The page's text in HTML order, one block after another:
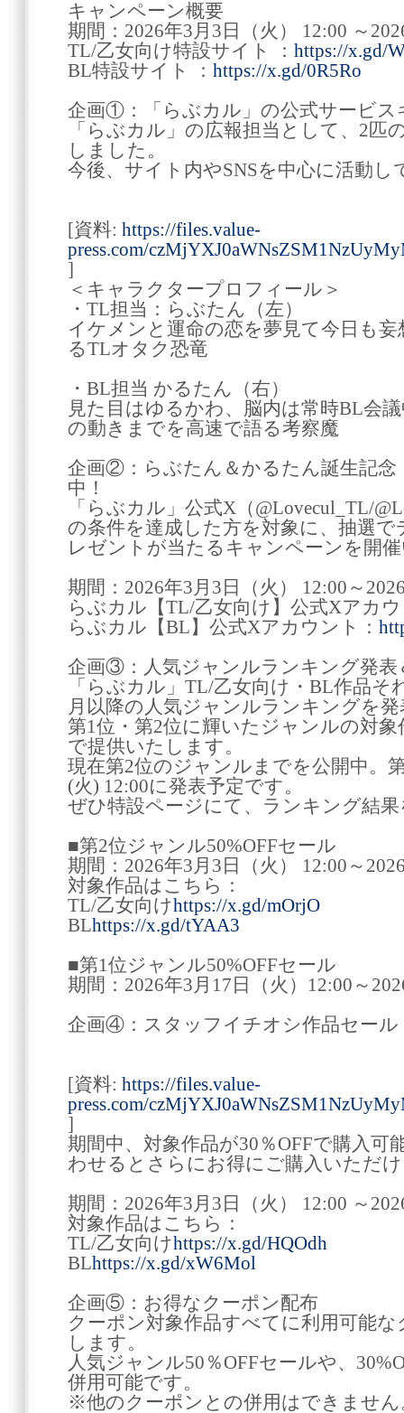
キャンペーン概要
期間：2026年3月3日（火） 12:00 ～
TL/乙女向け特設サイト ： https://x.gd/
BL特設サイト ： https://x.gd/0R5Ro
企画①：「らぶカル」の公式サービス
「らぶカル」の広報担当として、2匹
しました。
今後、サイト内やSNSを中心に活動し
[資料: https://files.value-
press.com/
]
＜キャラクタープロフィール＞
・TL担当：らぶたん（左）
イケメンと運命の恋を夢見て今日も
るTLオタク恐竜
・BL担当 かるたん（右）
見た目はゆるかわ、脳内は常時BL会
の動きまでを高速で語る考察魔
企画②：らぶたん＆かるたん誕生記念
中！
「らぶカル」公式X（@Lovecul_TL/
の条件を達成した方を対象に、抽選
レゼントが当たるキャンペーンを開
期間：2026年3月3日（火） 12:00～
らぶカル【TL/乙女向け】公式Xアカ
らぶカル【BL】公式Xアカウント：
企画③：人気ジャンルランキング発表
「らぶカル」TL/乙女向け・BL作品そ
月以降の人気ジャンルランキングを発
第1位・第2位に輝いたジャンルの対象
で提供いたします。
現在第2位のジャンルまでを公開中。
(火) 12:00に発表予定です。
ぜひ特設ページにて、ランキング結
■第2位ジャンル50%OFFセール
期間：2026年3月3日（火） 12:00～
対象作品はこちら：
TL/乙女向けhttps://x.gd/mOrjO
BLhttps://x.gd/tYAA3
■第1位ジャンル50%OFFセール
期間：2026年3月17日（火）12:00～
企画④：スタッフイチオシ作品セール
[資料: https://files.value-
press.com/
]
期間中、対象作品が30％OFFで購入可
わせるとさらにお得にご購入いただ
期間：2026年3月3日（火） 12:00 ～
対象作品はこちら：
TL/乙女向けhttps://x.gd/HQOdh
BLhttps://x.gd/xW6Mol
企画⑤：お得なクーポン配布
クーポン対象作品すべてに利用可能
します。
人気ジャンル50％OFFセールや、
併用可能です。
※他のクーポンとの併用はできません